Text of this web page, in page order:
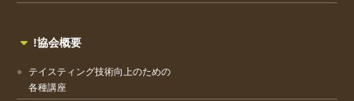
!協会概要
テイスティング技術向上のための
各種講座